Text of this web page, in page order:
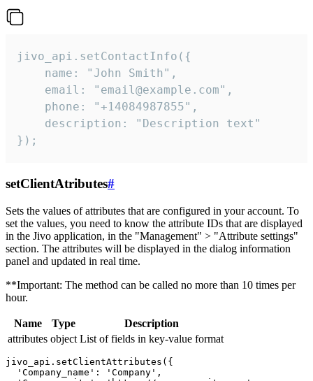
jivo_api.setContactInfo({
    name: "John Smith",
    email: "email@example.com",
    phone: "+14084987855",
    description: "Description text"
});
setClientAtributes#
Sets the values ​​of attributes that are configured in your account. To
set the values, you need to know the attribute IDs that are displayed
in the Jivo application, in the "Management" > "Attribute settings"
section. The attributes will be displayed in the dialog information
panel and updated in real time.
**Important: The method can be called no more than 10 times per
hour.
Name Type
Description
attributes object List of fields in key-value format
jivo_api.setClientAttributes({
  'Company_name': 'Company',